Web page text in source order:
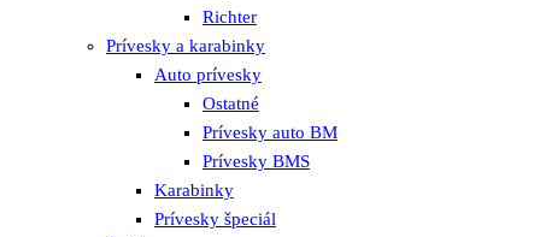
Richter
Prívesky a karabinky
Auto prívesky
Ostatné
Prívesky auto BM
Prívesky BMS
Karabinky
Prívesky špeciál